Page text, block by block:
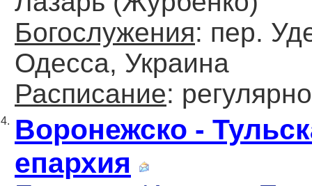
Богослужения: пер.
Одесса, Украина
Расписание: регулярно
4. Воронежско -
епархия